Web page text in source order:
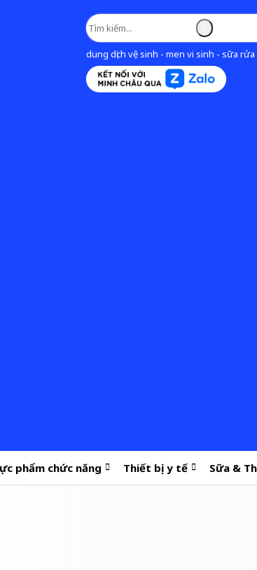
dung dịch vệ sinh - men vi sinh - sữa
phẩm chức năng Thiết bị y tế Sữa &